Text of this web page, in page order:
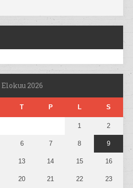
Elokuu 2026
T P L S
1 2
6 7 8 9
13 14 15 16
20 21 22 23